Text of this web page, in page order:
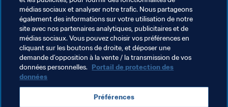
qualification comme il se devait."
En Russie, les Super Eagles ont été placés dans le
Groupe D, aux côtés de l'Islande, de la Croatie et de
l'Argentine. Il y a quatre ans, le Nigeria s'était incliné de
façon frustrante (2:3) face à l'Albiceleste. "Nous avons
appris de nos erreurs au Brésil et aujourd'hui, l'heure est
venue de les corriger et de faire de notre mieux",
médias sociaux et analyser notre trafic. Nous partageons
également des informations sur votre utilisation de notre
site avec nos partenaires analytiques, publicitaires et de
médias sociaux. Vous pouvez choisir vos préférences en
cliquant sur les boutons de droite, et déposer une
demande d’opposition à la vente / la transmission de vos
données personnelles. Portail de protection des
données
Préférences